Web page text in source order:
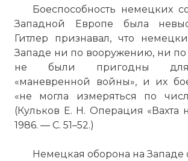
Боеспособность немецких
Западной Европе была
Гитлер признавал, что
Западе ни по вооружению, ни
не были пригодны
«маневренной войны», и их
«не могла измеряться по
(Кульков Е. Н. Операция «Вахта
1986. — С. 51–52.)
Немецкая оборона на Западе
видом на пляж Омаха после
союзных войск в районе Сен-
сюр-Мер, 7 июня 1944 г.
Фото статьи: